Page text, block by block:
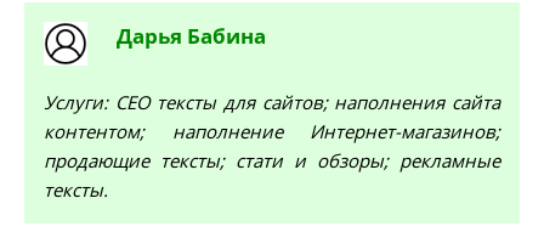
Дарья Бабина
Услуги: СЕО тексты для сайтов; наполнения сайта
контентом; наполнение Интернет-магазинов;
продающие тексты; стати и обзоры; рекламные
тексты.